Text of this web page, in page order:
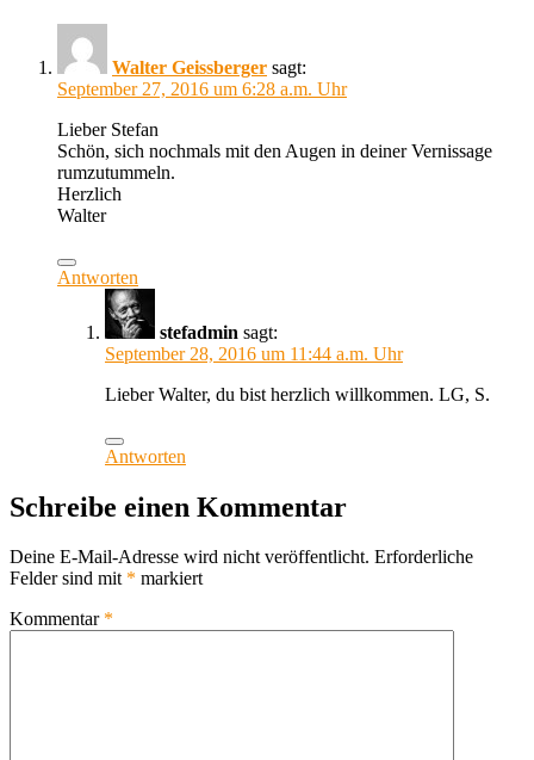
Walter Geissberger sagt:
September 27, 2016 um 6:28 a.m. Uhr
Lieber Stefan
Schön, sich nochmals mit den Augen in deiner Vernissage
rumzutummeln.
Herzlich
Walter
Antworten
stefadmin sagt:
September 28, 2016 um 11:44 a.m. Uhr
Lieber Walter, du bist herzlich willkommen. LG, S.
Antworten
Schreibe einen Kommentar
Deine E-Mail-Adresse wird nicht veröffentlicht. Erforderliche
Felder sind mit * markiert
Kommentar *